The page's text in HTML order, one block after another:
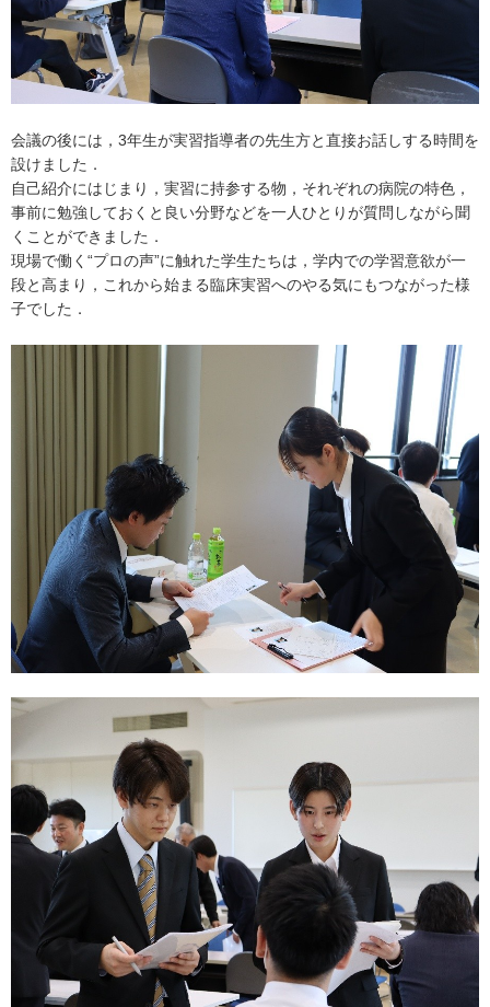
会議の後には，3年生が実習指導者の先生方と直接お話しする時間を
設けました．
自己紹介にはじまり，実習に持参する物，それぞれの病院の特色，
事前に勉強しておくと良い分野などを一人ひとりが質問しながら聞
くことができました．
現場で働く“プロの声”に触れた学生たちは，学内での学習意欲が一
段と高まり，これから始まる臨床実習へのやる気にもつながった様
子でした．